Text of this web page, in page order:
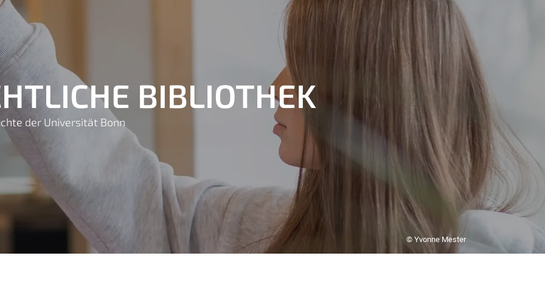
BIBLIOTHEK
der Universität Bonn
© Yvonne Mester